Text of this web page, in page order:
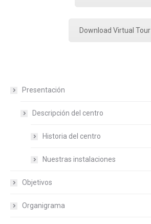
Download Virtual Tour
Presentación
Descripción del centro
Historia del centro
Nuestras instalaciones
Objetivos
Organigrama